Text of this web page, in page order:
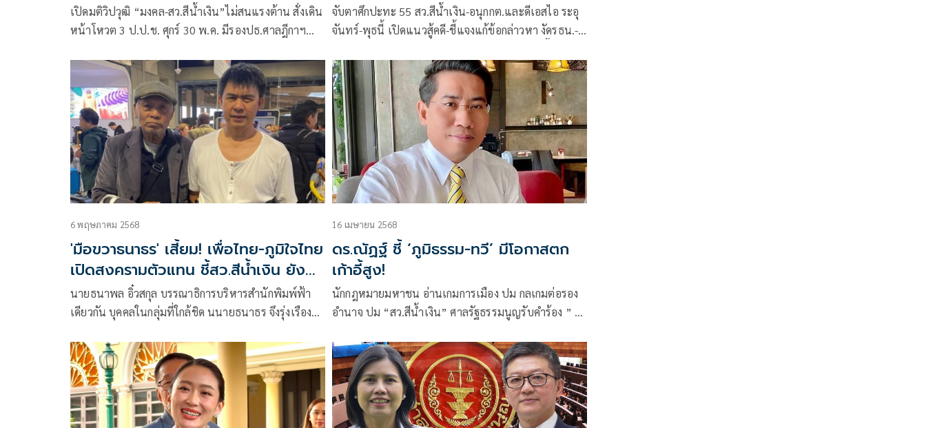
เปิดมติวิปวุฒิ “มงคล-สว.สีน้ำเงิน”ไม่สนแรงต้าน สั่งเดิน
หน้าโหวต 3 ป.ป.ช. ศุกร์ 30 พ.ค. มีรองปธ.ศาลฎีกาฯ
ซอยรางน้ำส่งสัญญาณโหวตคว่ำ ถ้าชื่อไม่ตรงปก สภาสูง
วิจารณ์ขรม แผนส่งคนคุมคดีชั้น 14 -ร้องเอาผิดทวี และ
อธิบดีดีเอสไอ
จับตาศึกปะทะ 55 สว.สีน้ำเงิน-อนุกกต.และดีเอสไอ ระอุ
จันทร์-พุธนี้ เปิดแนวสู้คดี-ชี้แจงแก้ข้อกล่าวหา งัดรธน.-
โวยโดนจ้องจับผิดแค่กลุ่มเดียว แต่พวกสว.อิสระ รอดทั้งที่
ไปนัดรวมตัวเมืองทองธานี ก่อนโหวตฯ
6 พฤษภาคม 2568
'มือขวาธนาธร' เสี้ยม! เพื่อไทย-ภูมิใจไทย
เปิดสงครามตัวแทน ชี้สว.สีน้ำเงิน ยังมี
ไพ่ในมือ ยื่นถอดถอนนายกฯ
นายธนาพล อิ๋วสกุล บรรณาธิการบริหารสำนักพิมพ์ฟ้า
เดียวกัน บุคคลในกลุ่มที่ใกล้ชิด นนายธนาธร จึงรุ่งเรืองกิจ
16 เมษายน 2568
ดร.ณัฏฐ์ ชี้ ‘ภูมิธรรม-ทวี’ มีโอกาสตก
เก้าอี้สูง!
นักกฎหมายมหาชน อ่านเกมการเมือง ปม กลเกมต่อรอง
อำนาจ ปม “สว.สีน้ำเงิน” ศาลรัฐธรรมนูญรับคำร้อง ” บิ๊
เป็นเครื่องมือ โอกาสตกเก้าอี้สูง